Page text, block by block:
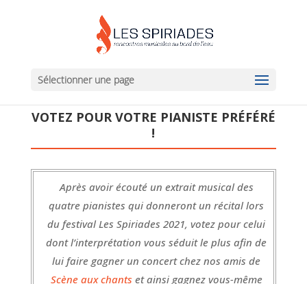
Sélectionner une page
VOTEZ POUR VOTRE PIANISTE PRÉFÉRÉ
!
Après avoir écouté un extrait musical des
quatre pianistes qui donneront un récital lors
du festival Les Spiriades 2021, votez pour celui
dont l’interprétation vous séduit le plus afin de
lui faire gagner un concert chez nos amis de
Scène aux chantset ainsi gagnez vous-même